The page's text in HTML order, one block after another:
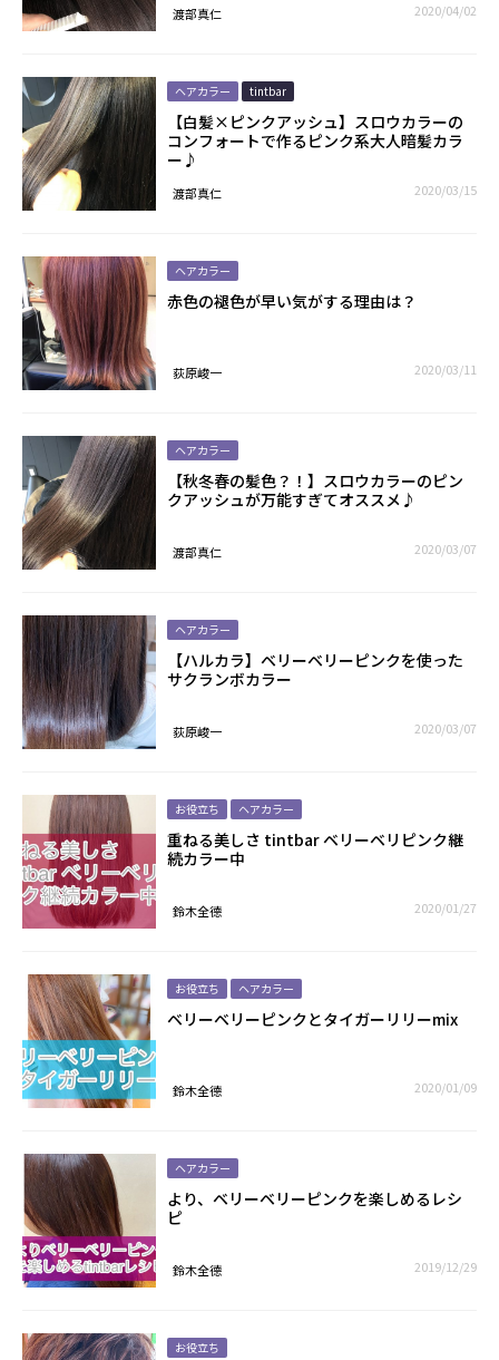
渡部真仁 2020/04/02
ヘアカラー tintbar
【白髪×ピンクアッシュ】スロウカラーの
コンフォートで作るピンク系大人暗髪カラ
ー♪
渡部真仁 2020/03/15
ヘアカラー
赤色の褪色が早い気がする理由は？
荻原峻一 2020/03/11
ヘアカラー
【秋冬春の髪色？！】スロウカラーのピン
クアッシュが万能すぎてオススメ♪
渡部真仁 2020/03/07
ヘアカラー
【ハルカラ】ベリーベリーピンクを使った
サクランボカラー
荻原峻一 2020/03/07
お役立ち ヘアカラー
重ねる美しさ tintbar ベリーベリピンク継
続カラー中
鈴木全德 2020/01/27
お役立ち ヘアカラー
ベリーベリーピンクとタイガーリリーmix
鈴木全德 2020/01/09
ヘアカラー
より、ベリーベリーピンクを楽しめるレシ
ピ
鈴木全德 2019/12/29
お役立ち